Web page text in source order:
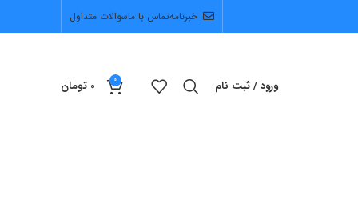
خبرنامهتماس با ماسوالات متداول
ورود / ثبت نام 0
0 تومان